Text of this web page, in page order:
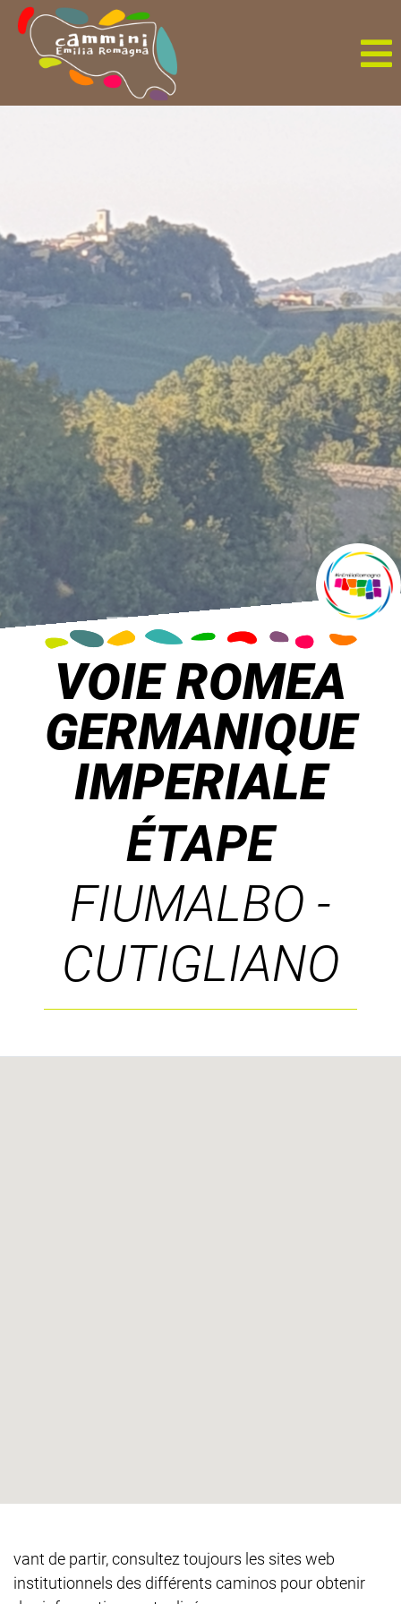
VOIE ROMEA
GERMANIQUE
IMPERIALE
ÉTAPE
FIUMALBO -
CUTIGLIANO
vant de partir, consultez toujours les sites web
institutionnels des différents caminos pour obtenir